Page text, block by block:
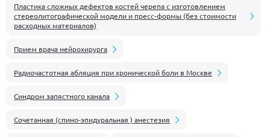
Пластика сложных дефектов костей черепа с изготовлением
стереолитографической модели и пресс-формы (без стоимости
расходных материалов)
Прием врача нейрохирурга
Радиочастотная абляция при хронической боли в Москве
Синдром запястного канала
Сочетанная (спино-эпидуральная ) анестезия